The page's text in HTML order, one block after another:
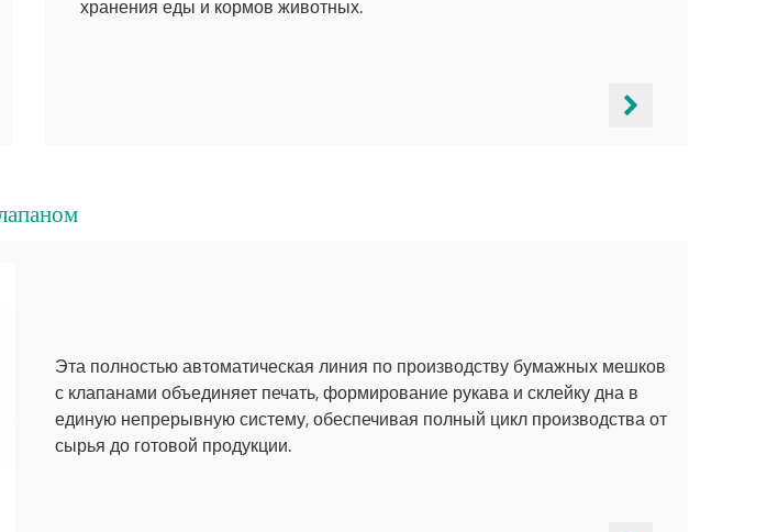
хранения еды и кормов животных.
Эта полностью автоматическая линия по производству бумажных мешков
с клапанами объединяет печать, формирование рукава и склейку дна в
единую непрерывную систему, обеспечивая полный цикл производства от
сырья до готовой продукции.